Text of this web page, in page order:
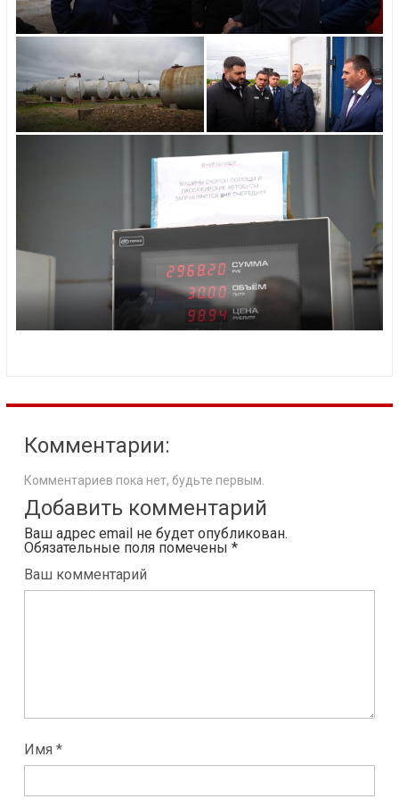
Комментарии:
Комментариев пока нет, будьте первым.
Добавить комментарий
Ваш адрес email не будет опубликован.
Обязательные поля помечены *
Ваш комментарий
Имя *